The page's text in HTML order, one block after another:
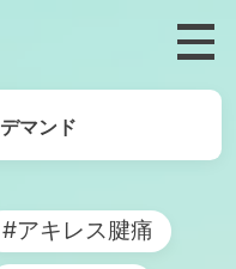
マンド
#アキレス腱痛